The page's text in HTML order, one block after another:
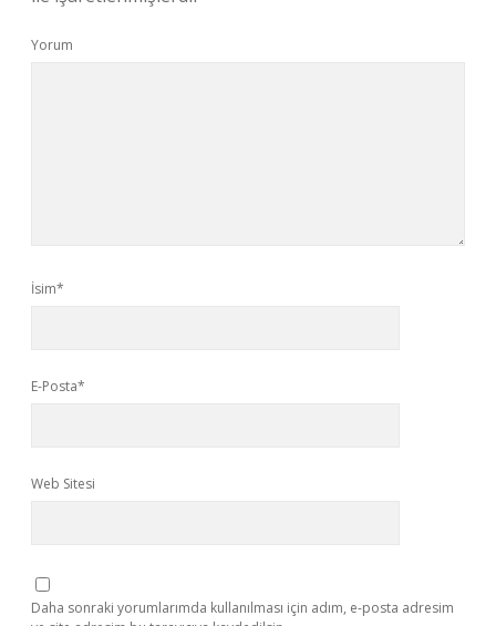
Yorum
İsim*
E-Posta*
Web Sitesi
Daha sonraki yorumlarımda kullanılması için adım, e-posta adresim